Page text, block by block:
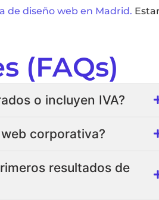
de diseño web en Madrid.
(FAQs)
o incluyen IVA?
corporativa?
resultados de